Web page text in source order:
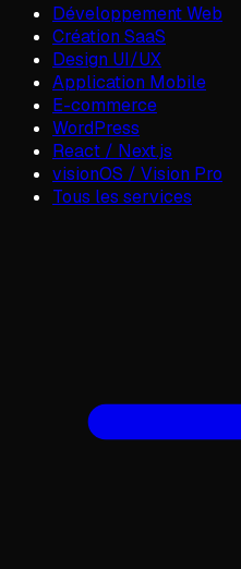
Développement Web
Création SaaS
Design UI/UX
Application Mobile
E-commerce
WordPress
React / Next.js
visionOS / Vision Pro
Tous les services